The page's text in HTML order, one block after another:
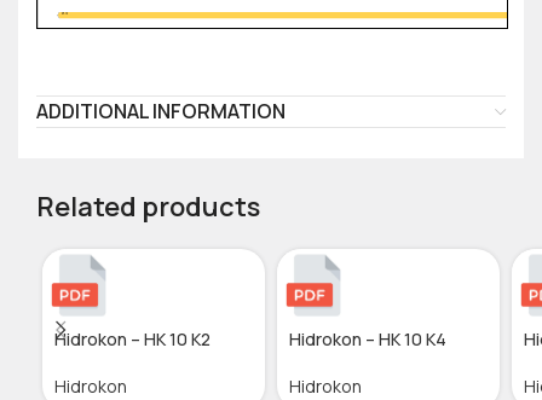
ADDITIONAL INFORMATION
Related products
Hidrokon – HK 10 K2
Hidrokon
Hidrokon – HK 10 K4
Hidrokon